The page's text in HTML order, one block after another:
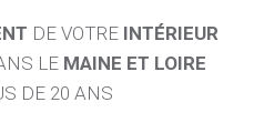
DE VOTRE INTÉRIEUR
LE MAINE ET LOIRE
DE 20 ANS